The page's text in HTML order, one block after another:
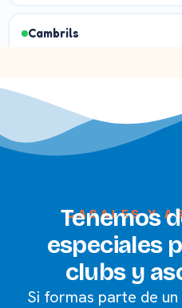
Cambrils
Calonge
Girona · 2/6
Calafell
Tarragona · 9/6
CASALES Y
Tenemos
especiales
clubs y
Si formas parte de